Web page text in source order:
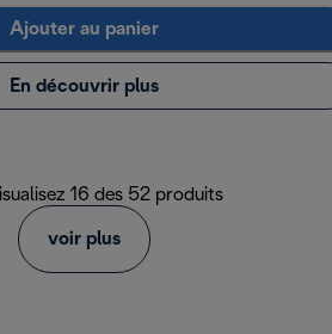
Ajouter au panier
En découvrir plus
16 des 52 produits
voir plus